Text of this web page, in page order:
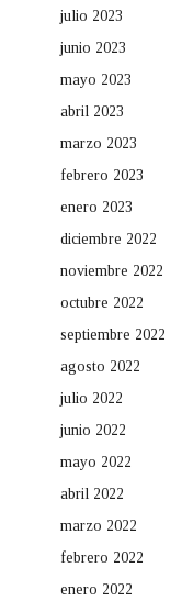
julio 2023
junio 2023
mayo 2023
abril 2023
marzo 2023
febrero 2023
enero 2023
diciembre 2022
noviembre 2022
octubre 2022
septiembre 2022
agosto 2022
julio 2022
junio 2022
mayo 2022
abril 2022
marzo 2022
febrero 2022
enero 2022